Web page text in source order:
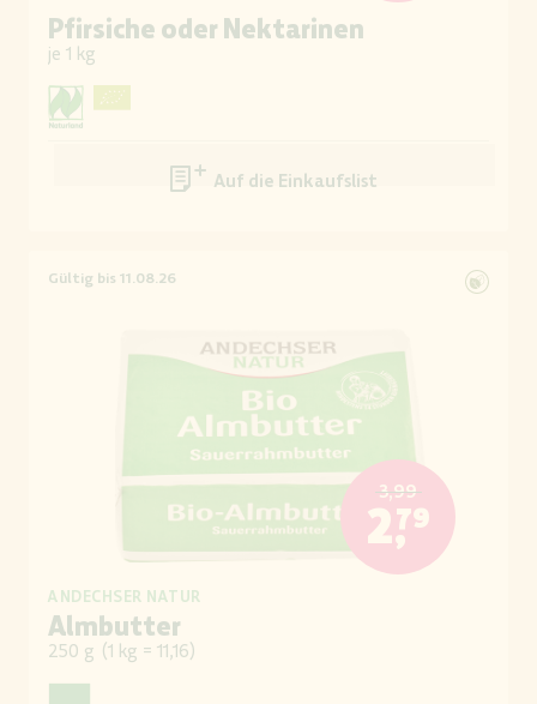
Pfirsiche oder Nektarinen
je 1 kg
Auf die Einkaufsliste
Gültig bis 11.08.26
3,99
2,79
ANDECHSER NATUR
Almbutter
250 g (1 kg = 11,16)